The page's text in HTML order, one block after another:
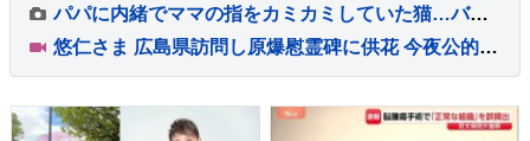
パパに内緒でママの指をカミカミしていた猫…バレそうになって見せた『まさかの表情』に23万いいね「なんちゅー顔ｗ」「浮気がバレた瞬間ｗ」
悠仁さま 広島県訪問し原爆慰霊碑に供花 今夜公的な行事で初の“おことば”を述べる予定 戦争の記憶を若い世代の皇族へ 広島訪問は8年ぶり